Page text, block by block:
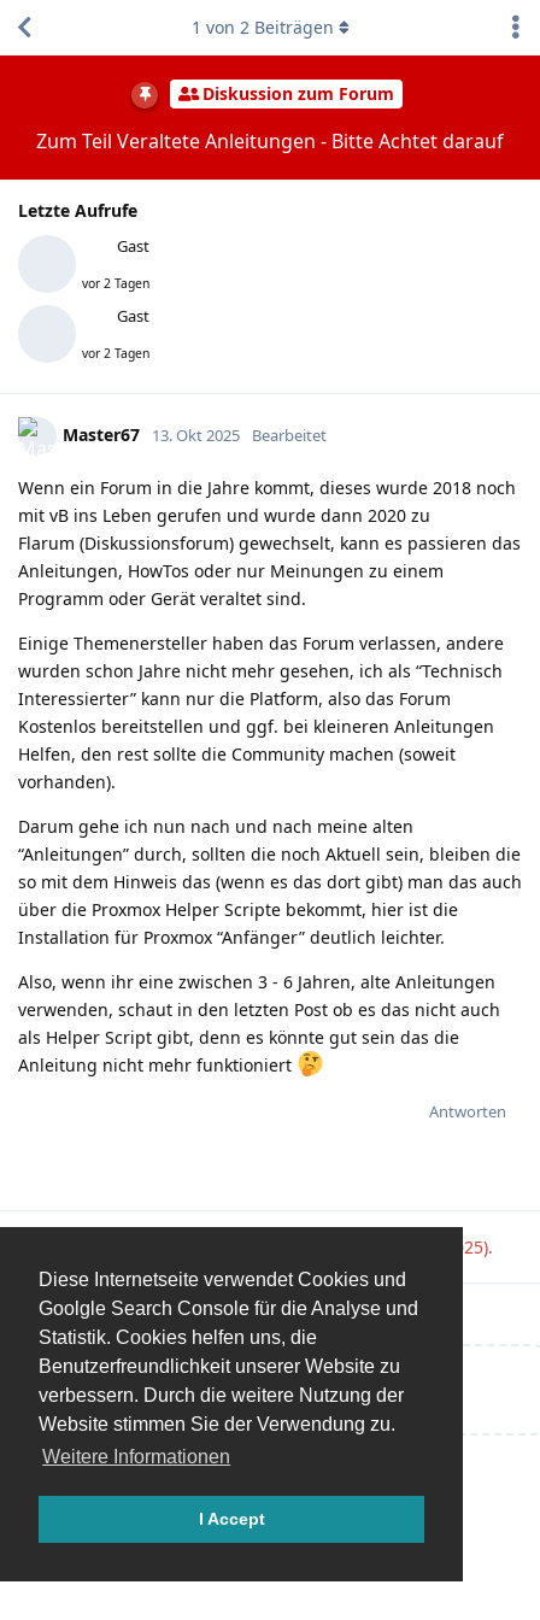
Diese Internetseite verwendet Cookies und
Goolgle Search Console für die Analyse und
Statistik. Cookies helfen uns, die
Benutzerfreundlichkeit unserer Website zu
verbessern. Durch die weitere Nutzung der
Website stimmen Sie der Verwendung zu.
Weitere Informationen
I Accept
Diskussion zum Forum
Zum Teil Veraltete Anleitungen - Bitte Achtet darauf
Letzte Aufrufe
Gast
vor 2 Tagen
Gast
vor 2 Tagen
1 von 2Beiträgen
Master67 13. Okt 2025 Bearbeitet
Wenn ein Forum in die Jahre kommt, dieses wurde 2018 noch
mit vB ins Leben gerufen und wurde dann 2020 zu
Flarum (Diskussionsforum) gewechselt, kann es passieren das
Anleitungen, HowTos oder nur Meinungen zu einem
Programm oder Gerät veraltet sind.
Einige Themenersteller haben das Forum verlassen, andere
wurden schon Jahre nicht mehr gesehen, ich als “Technisch
Interessierter” kann nur die Platform, also das Forum
Kostenlos bereitstellen und ggf. bei kleineren Anleitungen
Helfen, den rest sollte die Community machen (soweit
vorhanden).
Darum gehe ich nun nach und nach meine alten
“Anleitungen” durch, sollten die noch Aktuell sein, bleiben die
so mit dem Hinweis das (wenn es das dort gibt) man das auch
über die Proxmox Helper Scripte bekommt, hier ist die
Installation für Proxmox “Anfänger” deutlich leichter.
Also, wenn ihr eine zwischen 3 - 6 Jahren, alte Anleitungen
verwenden, schaut in den letzten Post ob es das nicht auch
als Helper Script gibt, denn es könnte gut sein das die
Anleitung nicht mehr funktioniert
Antworten
13. Okt 2025).
Eine Antwort schreiben…